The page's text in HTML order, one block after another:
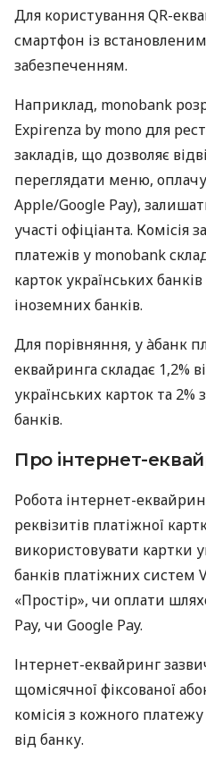
Для користування QR-
смартфон із
забезпеченням.
Наприклад, monobank
Expirenza by mono для
закладів, що дозволяє
переглядати меню,
Apple/Google Pay),
участі офіціанта.
платежів у monobank
карток українських
іноземних банків.
Для порівняння, у àбанк
еквайринга складає 1,2%
українських карток та 2%
банків.
Про інтернет-
Робота інтернет-
реквізитів платіжної
використовувати картки
банків платіжних систем
«Простір», чи оплати
Pay, чи Google Pay.
Інтернет-еквайринг
щомісячної фіксованої
комісія з кожного
від банку.